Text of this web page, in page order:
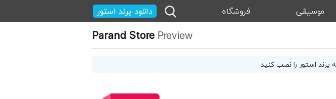
موسیقی فروشگاه دانلود پرند استور
Parand Store Preview
پرند استور را نصب کنید